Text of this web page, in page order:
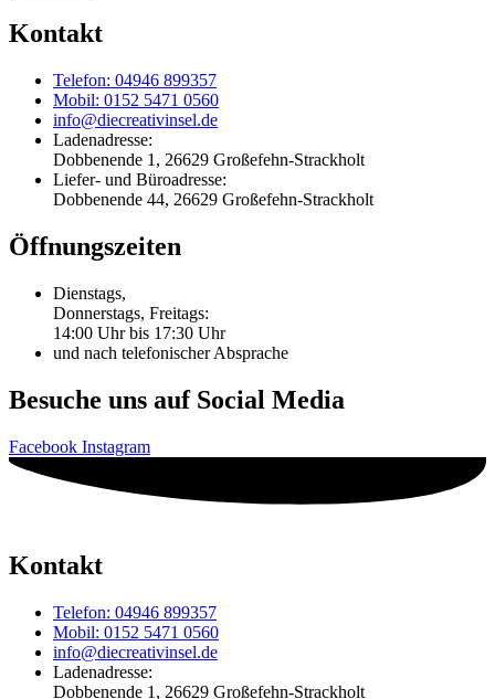
Kontakt
Telefon: 04946 899357
Mobil: 0152 5471 0560
info@diecreativinsel.de
Ladenadresse:
Dobbenende 1, 26629 Großefehn-Strackholt
Liefer- und Büroadresse:
Dobbenende 44, 26629 Großefehn-Strackholt
Öffnungszeiten
Dienstags,
Donnerstags, Freitags:
14:00 Uhr bis 17:30 Uhr
und nach telefonischer Absprache
Besuche uns auf Social Media
Facebook Instagram
Kontakt
Telefon: 04946 899357
Mobil: 0152 5471 0560
info@diecreativinsel.de
Ladenadresse:
Dobbenende 1, 26629 Großefehn-Strackholt